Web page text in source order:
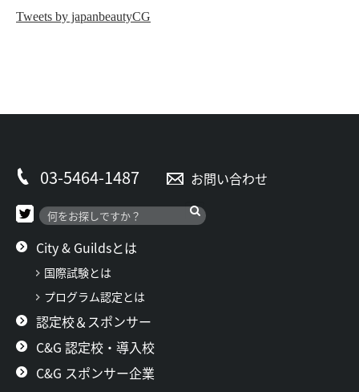
Tweets by japanbeautyCG
03-5464-1487 お問い合わせ
City & Guildsとは
国際試験とは
プログラム認定とは
認定校＆スポンサー
C&G 認定校・導入校
C&G スポンサー企業